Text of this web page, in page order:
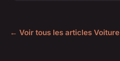
← Voir tous les articles Voiture